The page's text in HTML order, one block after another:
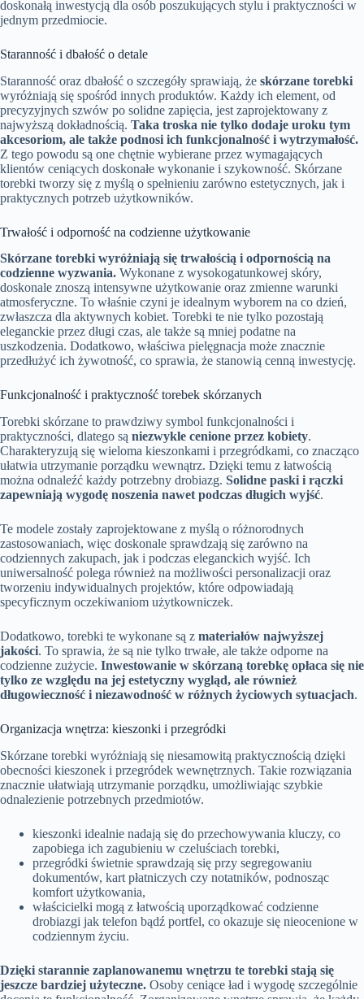
doskonałą inwestycją dla osób poszukujących stylu i praktyczności w
jednym przedmiocie.
Staranność i dbałość o detale
Staranność oraz dbałość o szczegóły sprawiają, że skórzane torebki
wyróżniają się spośród innych produktów. Każdy ich element, od
precyzyjnych szwów po solidne zapięcia, jest zaprojektowany z
najwyższą dokładnością. Taka troska nie tylko dodaje uroku tym
akcesoriom, ale także podnosi ich funkcjonalność i wytrzymałość.
Z tego powodu są one chętnie wybierane przez wymagających
klientów ceniących doskonałe wykonanie i szykowność. Skórzane
torebki tworzy się z myślą o spełnieniu zarówno estetycznych, jak i
praktycznych potrzeb użytkowników.
Trwałość i odporność na codzienne użytkowanie
Skórzane torebki wyróżniają się trwałością i odpornością na
codzienne wyzwania. Wykonane z wysokogatunkowej skóry,
doskonale znoszą intensywne użytkowanie oraz zmienne warunki
atmosferyczne. To właśnie czyni je idealnym wyborem na co dzień,
zwłaszcza dla aktywnych kobiet. Torebki te nie tylko pozostają
eleganckie przez długi czas, ale także są mniej podatne na
uszkodzenia. Dodatkowo, właściwa pielęgnacja może znacznie
przedłużyć ich żywotność, co sprawia, że stanowią cenną inwestycję.
Funkcjonalność i praktyczność torebek skórzanych
Torebki skórzane to prawdziwy symbol funkcjonalności i
praktyczności, dlatego są niezwykle cenione przez kobiety.
Charakteryzują się wieloma kieszonkami i przegródkami, co znacząco
ułatwia utrzymanie porządku wewnątrz. Dzięki temu z łatwością
można odnaleźć każdy potrzebny drobiazg. Solidne paski i rączki
zapewniają wygodę noszenia nawet podczas długich wyjść.
Te modele zostały zaprojektowane z myślą o różnorodnych
zastosowaniach, więc doskonale sprawdzają się zarówno na
codziennych zakupach, jak i podczas eleganckich wyjść. Ich
uniwersalność polega również na możliwości personalizacji oraz
tworzeniu indywidualnych projektów, które odpowiadają
specyficznym oczekiwaniom użytkowniczek.
Dodatkowo, torebki te wykonane są z materiałów najwyższej
jakości. To sprawia, że są nie tylko trwałe, ale także odporne na
codzienne zużycie. Inwestowanie w skórzaną torebkę opłaca się nie
tylko ze względu na jej estetyczny wygląd, ale również
długowieczność i niezawodność w różnych życiowych sytuacjach.
Organizacja wnętrza: kieszonki i przegródki
Skórzane torebki wyróżniają się niesamowitą praktycznością dzięki
obecności kieszonek i przegródek wewnętrznych. Takie rozwiązania
znacznie ułatwiają utrzymanie porządku, umożliwiając szybkie
odnalezienie potrzebnych przedmiotów.
kieszonki idealnie nadają się do przechowywania kluczy, co
zapobiega ich zagubieniu w czeluściach torebki,
przegródki świetnie sprawdzają się przy segregowaniu
dokumentów, kart płatniczych czy notatników, podnosząc
komfort użytkowania,
właścicielki mogą z łatwością uporządkować codzienne
drobiazgi jak telefon bądź portfel, co okazuje się nieocenione w
codziennym życiu.
Dzięki starannie zaplanowanemu wnętrzu te torebki stają się
jeszcze bardziej użyteczne. Osoby ceniące ład i wygodę szczególnie